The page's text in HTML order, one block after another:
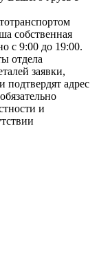
собственная
с 9:00 до 19:00.
отдела
заявки,
адрес
и